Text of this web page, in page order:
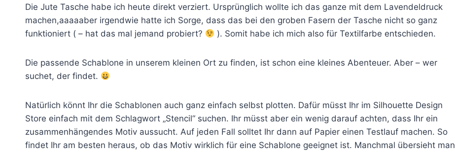
Die Jute Tasche habe ich heute direkt verziert. Ursprünglich wollte ich das ganze mit dem Lavendeldruck
machen,aaaaaber irgendwie hatte ich Sorge, dass das bei den groben Fasern der Tasche nicht so ganz
funktioniert ( – hat das mal jemand probiert?
). Somit habe ich mich also für Textilfarbe entschieden.
Die passende Schablone in unserem kleinen Ort zu finden, ist schon eine kleines Abenteuer. Aber – wer
suchet, der findet.
Natürlich könnt Ihr die Schablonen auch ganz einfach selbst plotten. Dafür müsst Ihr im Silhouette Design
Store einfach mit dem Schlagwort „Stencil“ suchen. Ihr müsst aber ein wenig darauf achten, dass Ihr ein
zusammenhängendes Motiv aussucht. Auf jeden Fall solltet Ihr dann auf Papier einen Testlauf machen. So
findet Ihr am besten heraus, ob das Motiv wirklich für eine Schablone geeignet ist. Manchmal übersieht man